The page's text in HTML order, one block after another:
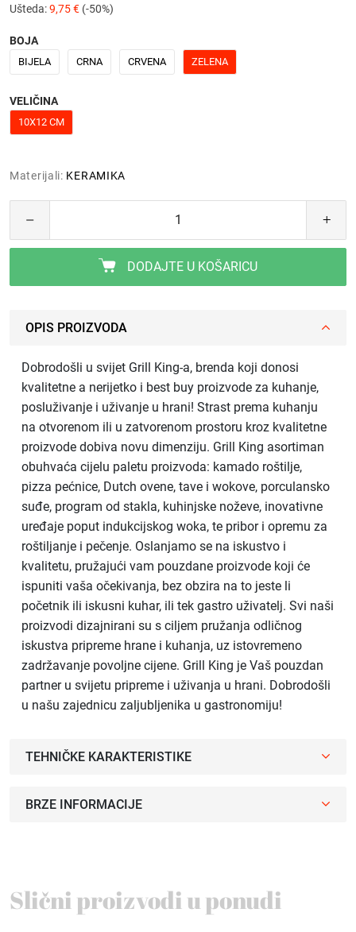
Ušteda:9,75 € (-50%)
BOJA
BIJELA CRNA CRVENA ZELENA
VELIČINA
10X12 CM
Materijali: KERAMIKA
DODAJTE U KOŠARICU
OPIS PROIZVODA
Dobrodošli u svijet Grill King-a, brenda koji donosi
kvalitetne a nerijetko i best buy proizvode za kuhanje,
posluživanje i uživanje u hrani! Strast prema kuhanju
na otvorenom ili u zatvorenom prostoru kroz kvalitetne
proizvode dobiva novu dimenziju. Grill King asortiman
obuhvaća cijelu paletu proizvoda: kamado roštilje,
pizza pećnice, Dutch ovene, tave i wokove, porculansko
suđe, program od stakla, kuhinjske noževe, inovativne
uređaje poput indukcijskog woka, te pribor i opremu za
roštiljanje i pečenje. Oslanjamo se na iskustvo i
kvalitetu, pružajući vam pouzdane proizvode koji će
ispuniti vaša očekivanja, bez obzira na to jeste li
početnik ili iskusni kuhar, ili tek gastro uživatelj. Svi naši
proizvodi dizajnirani su s ciljem pružanja odličnog
iskustva pripreme hrane i kuhanja, uz istovremeno
zadržavanje povoljne cijene. Grill King je Vaš pouzdan
partner u svijetu pripreme i uživanja u hrani. Dobrodošli
u našu zajednicu zaljubljenika u gastronomiju!
TEHNIČKE KARAKTERISTIKE
BRZE INFORMACIJE
Slični proizvodi u ponudi